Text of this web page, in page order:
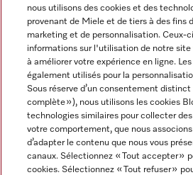
Informations légales
Miele sur Facebook
Miele sur Youtube
Miele sur Instagram
Miele sur
nous utilisons des cookies et des
provenant de Miele et de tiers à des fins
marketing et de personnalisation. Ceux-
informations sur l'utilisation de notre site
à améliorer votre expérience en ligne.
également utilisés pour la
Sous réserve d’un consentement
complète »), nous utilisons les cookies
technologies similaires pour collecter
votre comportement, que nous
d’adapter le contenu que nous vous
canaux. Sélectionnez « Tout accepter »
cookies. Sélectionnez « Tout refuser »